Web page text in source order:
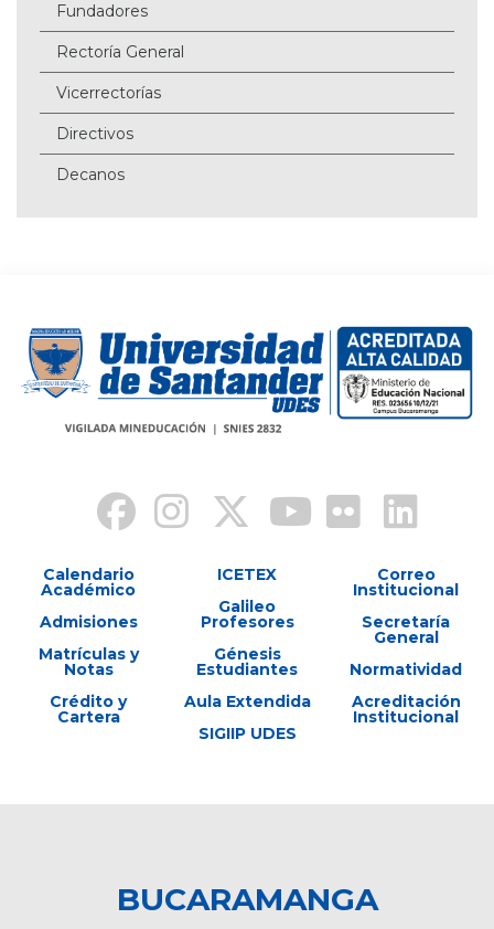
Fundadores
Rectoría General
Vicerrectorías
Directivos
Decanos
Calendario
Académico
Admisiones
Matrículas y
Notas
Crédito y
Cartera
ICETEX
Galileo
Profesores
Génesis
Estudiantes
Aula Extendida
SIGIIP UDES
Correo
Institucional
Secretaría
General
Normatividad
Acreditación
Institucional
BUCARAMANGA